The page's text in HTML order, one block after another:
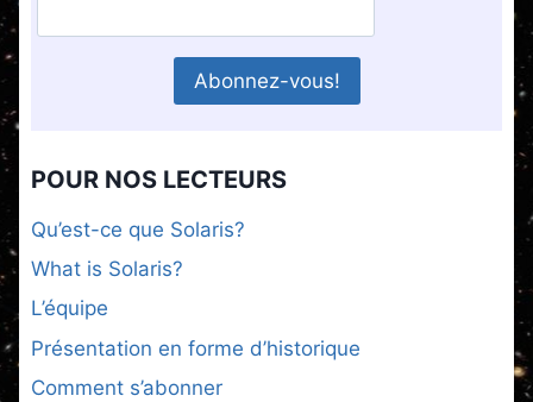
POUR NOS LECTEURS
Qu’est-ce que Solaris?
What is Solaris?
L’équipe
Présentation en forme d’historique
Comment s’abonner